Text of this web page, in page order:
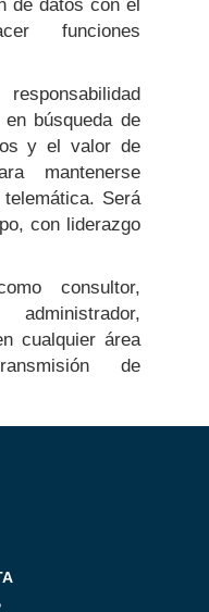
de datos con el
funciones
búsqueda de
y el valor de
mantenerse
Será
con liderazgo
consultor,
cualquier área
de